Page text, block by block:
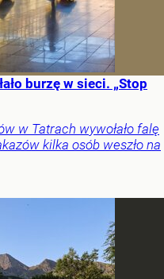
burzę w sieci. „Stop
w Tatrach wywołało falę
kilka osób weszło na